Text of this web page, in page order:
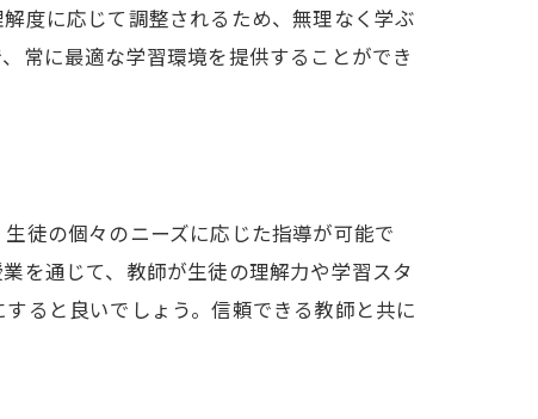
度に応じて調整されるため、無理なく学ぶ
常に最適な学習環境を提供することができ
徒の個々のニーズに応じた指導が可能で
を通じて、教師が生徒の理解力や学習スタ
ると良いでしょう。信頼できる教師と共に